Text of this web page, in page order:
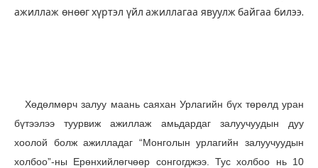
ажиллаж өнөөг хүртэл үйл ажиллагаа явуулж байгаа билээ.
Хөдөлмөрч залуу маань саяхан Урлагийн бүх төрөлд уран
бүтээлээ туурвиж ажиллаж амьдардаг залуучуудын дуу
хоолой болж ажилладаг “Монголын урлагийн залуучуудын
холбоо”-ны Ерөнхийлөгчөөр сонгогджээ. Тус холбоо нь 10